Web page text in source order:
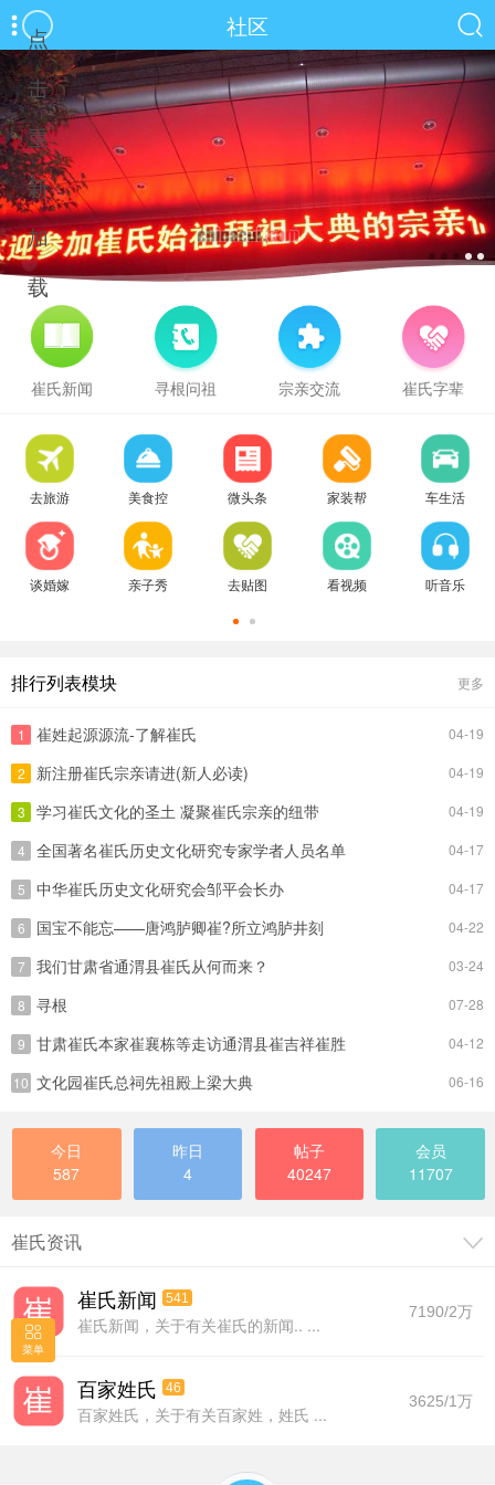
点
击
重
新
加
载
社区
崔氏新闻 寻根问祖 宗亲交流 崔氏字辈
去旅游 美食控 微头条 家装帮 车生活
谈婚嫁 亲子秀 去贴图 看视频 听音乐
更多
排行列表模块
04-19
1 崔姓起源源流-了解崔氏
04-19
2 新注册崔氏宗亲请进(新人必读)
04-19
3 学习崔氏文化的圣土 凝聚崔氏宗亲的纽带
04-17
4 全国著名崔氏历史文化研究专家学者人员名单
04-17
5 中华崔氏历史文化研究会邹平会长办
04-22
6 国宝不能忘——唐鸿胪卿崔?所立鸿胪井刻
03-24
7 我们甘肃省通渭县崔氏从何而来？
07-28
8 寻根
04-12
9 甘肃崔氏本家崔襄栋等走访通渭县崔吉祥崔胜
06-16
10 文化园崔氏总祠先祖殿上梁大典
今日
587
昨日
4
帖子
40247
会员
11707
崔氏资讯
崔氏新闻 541
崔氏新闻，关于有关崔氏的新闻.. ...
7190/2万
百家姓氏 46
百家姓氏，关于有关百家姓，姓氏 ...
3625/1万
菜单